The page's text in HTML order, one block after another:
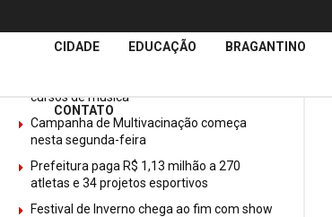
ÚltimasNotícias
cursos de música
Campanha de Multivacinação começa
nesta segunda-feira
Prefeitura paga R$ 1,13 milhão a 270
atletas e 34 projetos esportivos
Festival de Inverno chega ao fim com show
CIDADE EDUCAÇÃO BRAGANTINO
CONTATO